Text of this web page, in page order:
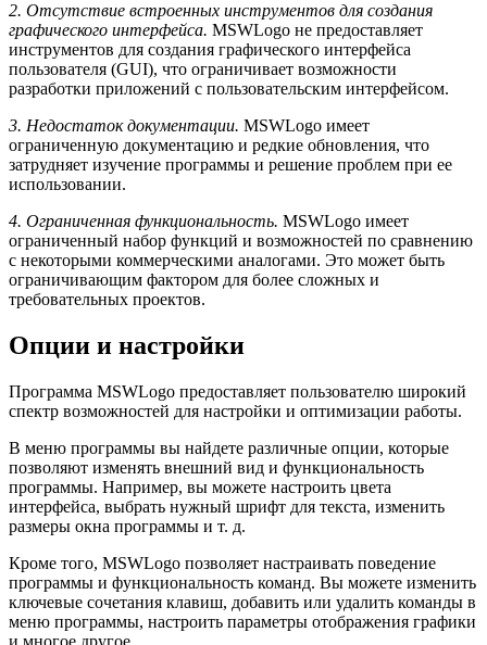
2. Отсутствие встроенных инструментов для создания
графического интерфейса. MSWLogo не предоставляет
инструментов для создания графического интерфейса
пользователя (GUI), что ограничивает возможности
разработки приложений с пользовательским интерфейсом.
3. Недостаток документации. MSWLogo имеет
ограниченную документацию и редкие обновления, что
затрудняет изучение программы и решение проблем при ее
использовании.
4. Ограниченная функциональность. MSWLogo имеет
ограниченный набор функций и возможностей по сравнению
с некоторыми коммерческими аналогами. Это может быть
ограничивающим фактором для более сложных и
требовательных проектов.
Опции и настройки
Программа MSWLogo предоставляет пользователю широкий
спектр возможностей для настройки и оптимизации работы.
В меню программы вы найдете различные опции, которые
позволяют изменять внешний вид и функциональность
программы. Например, вы можете настроить цвета
интерфейса, выбрать нужный шрифт для текста, изменить
размеры окна программы и т. д.
Кроме того, MSWLogo позволяет настраивать поведение
программы и функциональность команд. Вы можете изменить
ключевые сочетания клавиш, добавить или удалить команды в
меню программы, настроить параметры отображения графики
и многое другое.